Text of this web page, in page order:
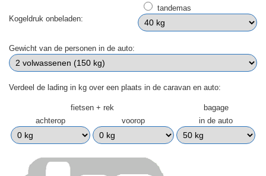
tandemas
Kogeldruk onbeladen:
Gewicht van de personen in de auto:
Verdeel de lading in kg over een plaats in de caravan en auto:
fietsen + rek
bagage
achterop
voorop in de auto